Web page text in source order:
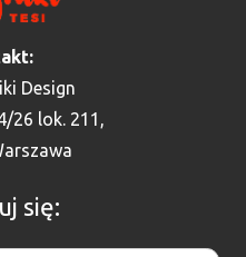
Design
26 lok. 211,
się: